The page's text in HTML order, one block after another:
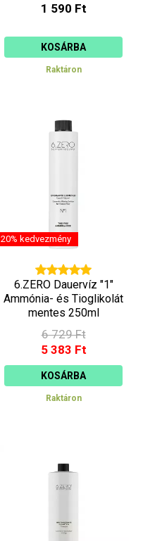
1 590 Ft
KOSÁRBA
Raktáron
20% kedvezmény
6.ZERO Dauervíz "1"
Ammónia- és Tioglikolát
mentes 250ml
6 729 Ft
5 383 Ft
KOSÁRBA
Raktáron